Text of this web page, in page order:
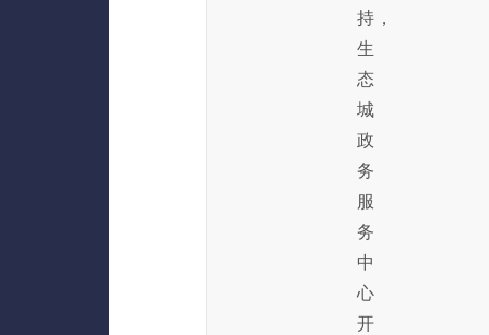
持，
生
态
城
政
务
服
务
中
心
开